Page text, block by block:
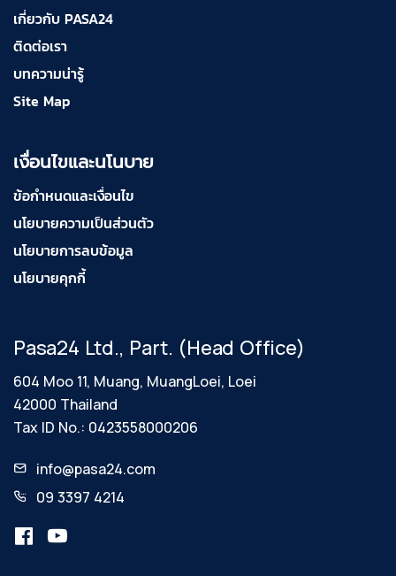
เกี่ยวกับ PASA24
ติดต่อเรา
บทความน่ารู้
Site Map
เงื่อนไขและนโนบาย
ข้อกำหนดและเงื่อนไข
นโยบายความเป็นส่วนตัว
นโยบายการลบข้อมูล
นโยบายคุกกี้
Pasa24 Ltd., Part. (Head Office)
604 Moo 11, Muang, MuangLoei, Loei
42000 Thailand
Tax ID No.: 0423558000206
info@pasa24.com
09 3397 4214